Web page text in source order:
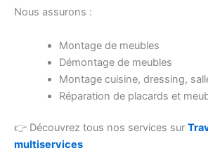
Nous assurons :
Montage de meubles
Démontage de meubles
Montage cuisine, dressing,
Réparation de placards et
👉 Découvrez tous nos services sur
multiservices